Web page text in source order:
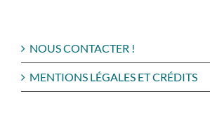
NOUS CONTACTER !
MENTIONS LÉGALES ET CRÉDITS